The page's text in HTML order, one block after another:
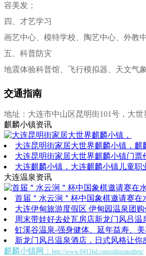
容美发；
四、才艺学习
画艺中心、模特学校、陶艺中心、外教
五、科普防灾
地震体验科普馆、飞行模拟器、天文气
交通指南
地址：大连市中山区昆明街101号，大
麒麟小镇资讯
大连昆明街家居大世界麒麟小镇，麒
大连昆明街家居大世界麒麟小镇门票
大连麒麟小镇，大连麒麟小镇儿童职
大连温泉资讯
首届＂水云涧＂杯中国象棋邀请赛在
大连伊甸旅游度假区 伊甸园温泉团购
周末带娃好去处瓦房店新龙门风吕温
虹溪谷温泉-强身健体、延年益寿、
新龙门风吕温泉酒店，日式风格让你
麒麟小镇网： http://www.0411hd.com/qilinxiaozhen/